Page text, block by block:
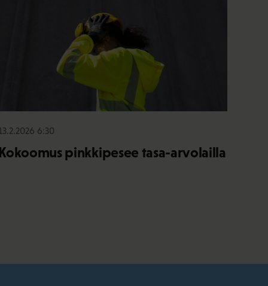
6:30
pinkkipesee tasa-arvolailla